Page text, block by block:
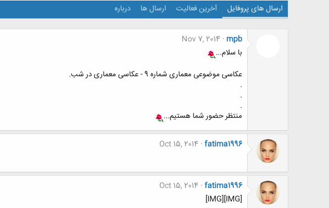
ارسال های پروفایل آخرین فعالیت ارسال ها درباره
mpb
Nov 7, 2014
با سلام...
عکاسی موضوعی معماری شماره 9 - عکاسی معماری در شب.
.
.
.
منتظر حضور شما هستیم...
fatima1996
Oct 15, 2014
fatima1996
Oct 15, 2014
[IMG][IMG]